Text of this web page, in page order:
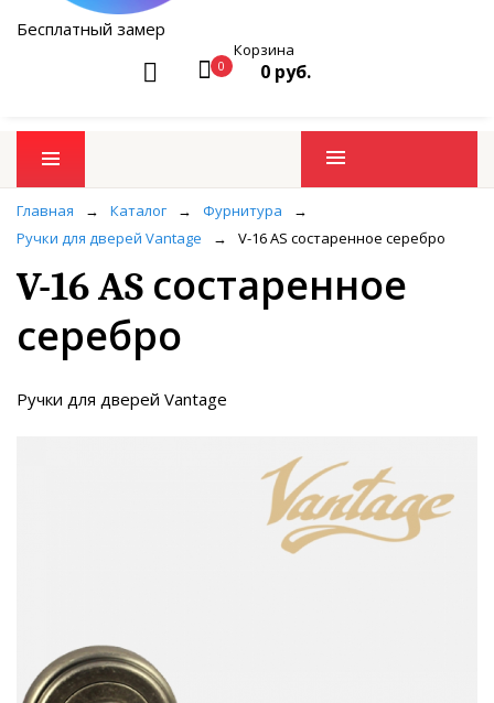
Бесплатный замер
0
Корзина
0 руб.
Промо товары
Главная → Каталог → Фурнитура
→
Ручки для дверей Vantage
→ V-16 AS состаренное серебро
V-16 AS состаренное
серебро
Ручки для дверей Vantage